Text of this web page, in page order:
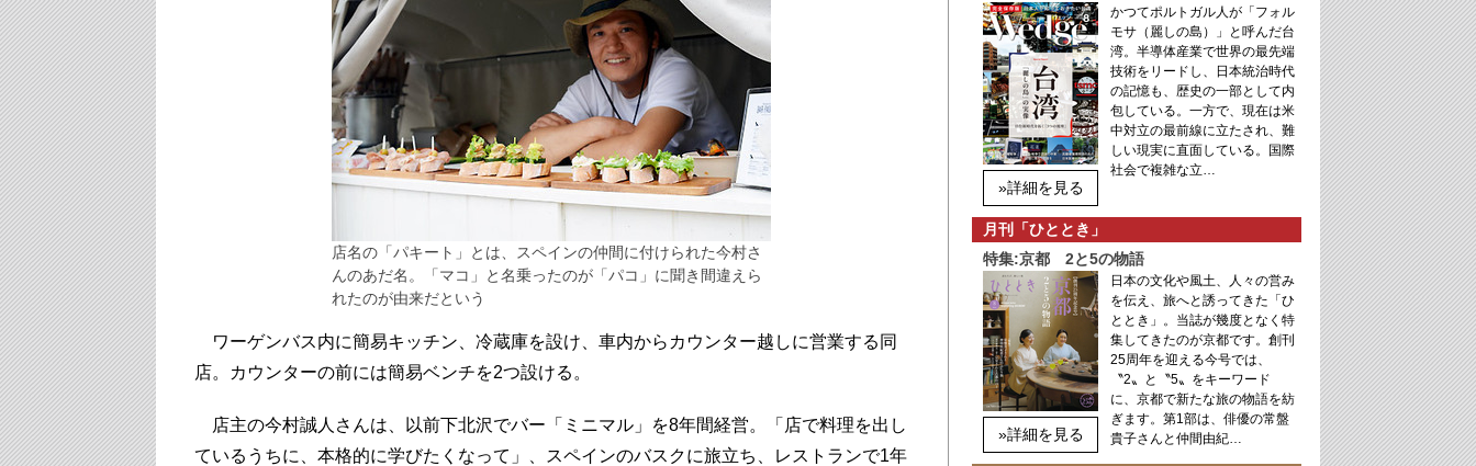
店名の「パキート」とは、スペインの仲間に付けられた今村さ
んのあだ名。「マコ」と名乗ったのが「パコ」に聞き間違えら
れたのが由来だという
ワーゲンバス内に簡易キッチン、冷蔵庫を設け、車内からカウンター越しに営業する同
店。カウンターの前には簡易ベンチを2つ設ける。
店主の今村誠人さんは、以前下北沢でバー「ミニマル」を8年間経営。「店で料理を出し
ているうちに、本格的に学びたくなって」、スペインのバスクに旅立ち、レストランで1年
»詳細を見る
かつてポルトガル人が「フォル
モサ（麗しの島）」と呼んだ台
湾。半導体産業で世界の最先端
技術をリードし、日本統治時代
の記憶も、歴史の一部として内
包している。一方で、現在は米
中対立の最前線に立たされ、難
しい現実に直面している。国際
社会で複雑な立…
月刊「ひととき」
特集:京都 2と5の物語
»詳細を見る
日本の文化や風土、人々の営み
を伝え、旅へと誘ってきた「ひ
ととき」。当誌が幾度となく特
集してきたのが京都です。創刊
25周年を迎える今号では、
〝2〟と〝5〟をキーワード
に、京都で新たな旅の物語を紡
ぎます。第1部は、俳優の常盤
貴子さんと仲間由紀…